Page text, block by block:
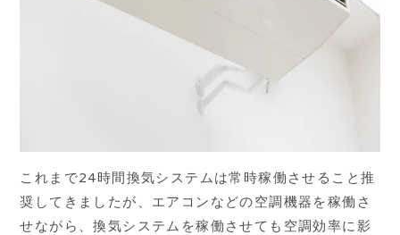
これまで24時間換気システムは常時稼働させること推
奨してきましたが、エアコンなどの空調機器を稼働さ
せながら、換気システムを稼働させても空調効率に影